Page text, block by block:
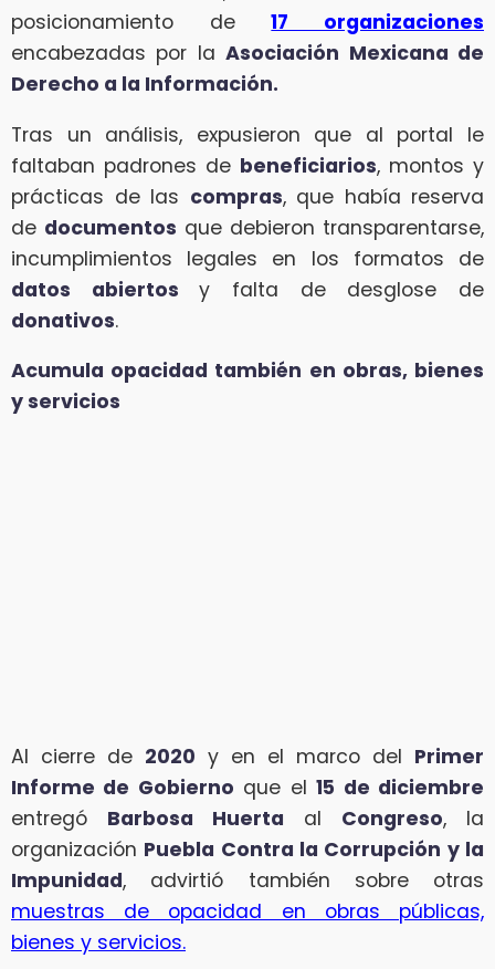
posicionamiento de17 organizaciones
encabezadas por laAsociación Mexicana de
Derecho a la Información.
Tras un análisis, expusieron que al portal le
faltaban padrones de beneficiarios, montos y
prácticas de las compras, que había reserva
de documentos que debieron transparentarse,
incumplimientos legales en los formatos de
datos abiertosy falta de desglose de
donativos.
Acumula opacidad también en obras, bienes
y servicios
Al cierre de 2020 y en el marco del Primer
Informe de Gobierno que el15 de diciembre
entregó Barbosa Huerta al Congreso, la
organización Puebla Contra la Corrupción y la
Impunidad, advirtió también sobre otras
muestras de opacidad en obras públicas,
bienes y servicios.